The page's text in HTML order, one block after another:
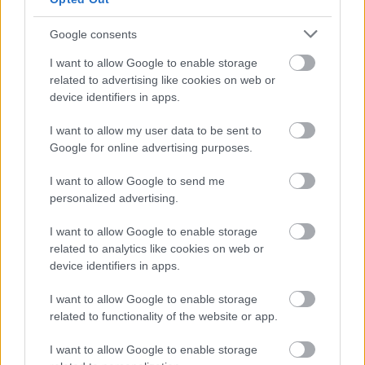
Google consents
I want to allow Google to enable storage
related to advertising like cookies on web or
device identifiers in apps.
I want to allow my user data to be sent to
Google for online advertising purposes.
I want to allow Google to send me
personalized advertising.
I want to allow Google to enable storage
related to analytics like cookies on web or
device identifiers in apps.
I want to allow Google to enable storage
related to functionality of the website or app.
I want to allow Google to enable storage
3 zodii providențiale: îți fac bine, dacă
le lași în viața ta
Postul Sf. Apostoli Petru si Pavel: 11-28 iunie 2012
Postul Adormirii Maicii Domnului:1-14 august 2012